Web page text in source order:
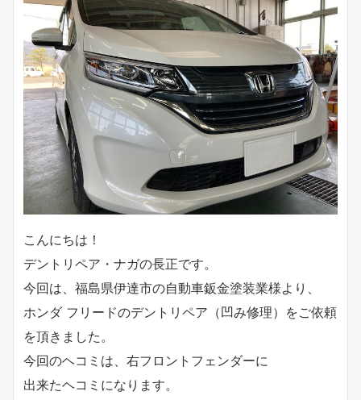
こんにちは！
デントリペア・ナガの長正です。
今回は、福島県伊達市の自動車鈑金塗装業様より、
ホンダ フリードのデントリペア（凹み修理）をご依頼
を頂きました。
今回のヘコミは、右フロントフェンダーに
出来たヘコミになります。